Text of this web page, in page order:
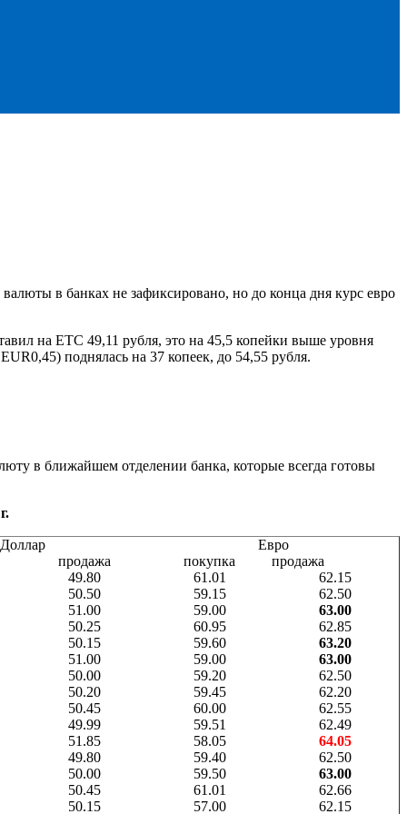
в банках не зафиксировано, но до конца дня курс евро
на ЕТС 49,11 рубля, это на 45,5 копейки выше уровня
поднялась на 37 копеек, до 54,55 рубля.
в ближайшем отделении банка, которые всегда готовы
Доллар
Евро
продажа
покупка
продажа
49.80
61.01
62.15
50.50
59.15
62.50
51.00
59.00
63.00
50.25
60.95
62.85
50.15
59.60
63.20
51.00
59.00
63.00
50.00
59.20
62.50
50.20
59.45
62.20
50.45
60.00
62.55
49.99
59.51
62.49
51.85
58.05
64.05
49.80
59.40
62.50
50.00
59.50
63.00
50.45
61.01
62.66
50.15
57.00 62.15